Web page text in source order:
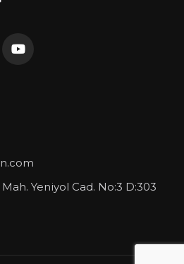
Yeniyol Cad. No:3 D:303